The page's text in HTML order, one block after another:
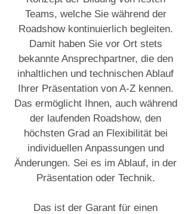
Teams, welche Sie während der
Roadshow kontinuierlich begleiten.
Damit haben Sie vor Ort stets
bekannte Ansprechpartner, die den
inhaltlichen und technischen Ablauf
Ihrer Präsentation von A-Z kennen.
Das ermöglicht Ihnen, auch während
der laufenden Roadshow, den
höchsten Grad an Flexibilität bei
individuellen Anpassungen und
Änderungen. Sei es im Ablauf, in der
Präsentation oder Technik.
Das ist der Garant für einen